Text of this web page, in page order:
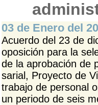
03 de Enero del
Acuerdo del 23 de
oposición para la
de la aprobación de
sarial, Proyecto de
trabajo de personal
un periodo de seis